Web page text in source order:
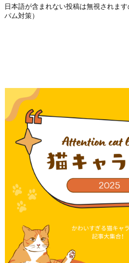
日本語が含まれない投稿は無視されま
パム対策）